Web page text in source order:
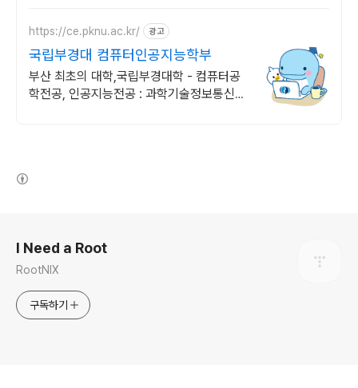
https://ce.pknu.ac.kr/ 광고
국립부경대 컴퓨터인공지능학부
부산 최초의 대학,국립부경대학 - 컴퓨터공
학전공, 인공지능전공 : 과학기술정보통신부
I Need a Root
RootNIX
구독하기